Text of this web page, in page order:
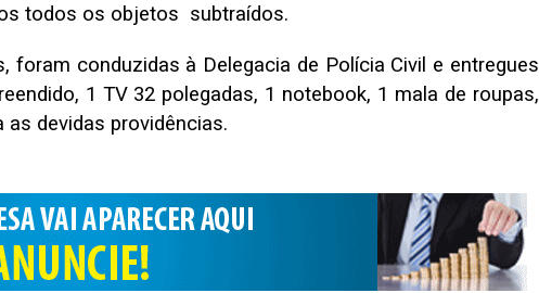
todos os objetos subtraídos.
foram conduzidas à Delegacia de Polícia Civil e entregues
1 TV 32 polegadas, 1 notebook, 1 mala de roupas,
as devidas providências.